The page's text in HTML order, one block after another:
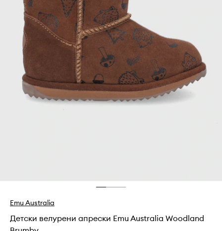
Emu Australia
Детски велурени апрески Emu Australia Woodland